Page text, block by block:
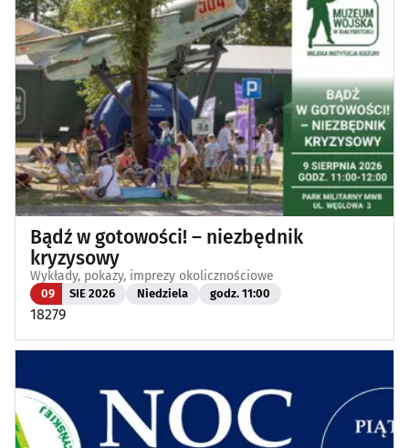
Bądź w gotowości! – niezbędnik
kryzysowy
Wykłady, pokazy, imprezy okolicznościowe
09 SIE 2026 Niedziela godz. 11:00
18279